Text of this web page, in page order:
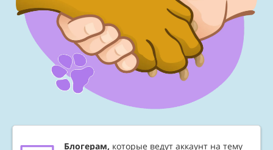
Блогерам, которые ведут аккаунт на тему